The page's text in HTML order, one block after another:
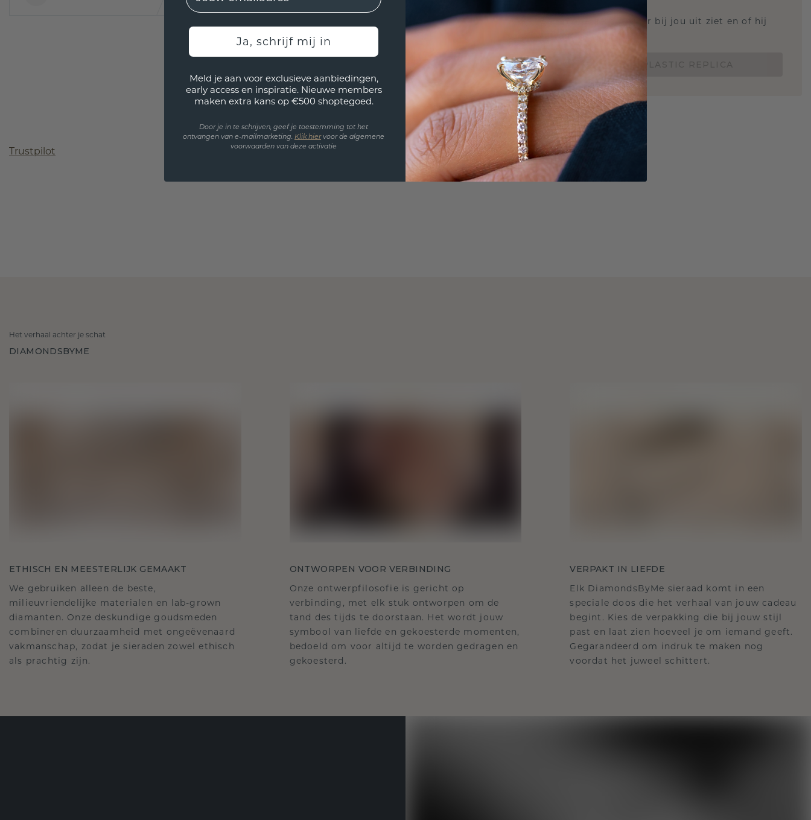
Wil jij weten hoe deze ring er bij jou uit ziet en of hij
past? Nu vanaf slechts €15,-
BESTEL EEN 3D PLASTIC REPLICA
Trustpilot
Het verhaal achter je schat
DIAMONDSBYME
ETHISCH EN MEESTERLIJK GEMAAKT
We gebruiken alleen de beste,
milieuvriendelijke materialen en lab-grown
diamanten. Onze deskundige goudsmeden
combineren duurzaamheid met ongeëvenaard
vakmanschap, zodat je sieraden zowel ethisch
als prachtig zijn.
ONTWORPEN VOOR VERBINDING
Onze ontwerpfilosofie is gericht op
verbinding, met elk stuk ontworpen om de
tand des tijds te doorstaan. Het wordt jouw
symbool van liefde en gekoesterde momenten,
bedoeld om voor altijd te worden gedragen en
gekoesterd.
VERPAKT IN LIEFDE
Elk DiamondsByMe sieraad komt in een
speciale doos die het verhaal van jouw cadeau
begint. Kies de verpakking die bij jouw stijl
past en laat zien hoeveel je om iemand geeft.
Gegarandeerd om indruk te maken nog
voordat het juweel schittert.
Ja, schrijf mij in
Meld je aan voor exclusieve aanbiedingen,
early access en inspiratie. Nieuwe members
maken extra kans op €500 shoptegoed.
Door je in te schrijven, geef je toestemming tot het
ontvangen van e-mailmarketing. Klik hiervoor de algemene
voorwaarden van deze activatie